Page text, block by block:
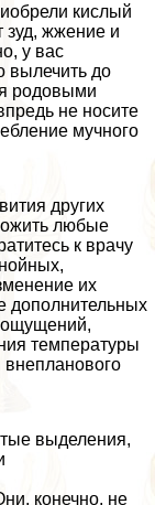
кислый
зуд, жжение и
у вас
вылечить до
родовыми
не носите
мучного
других
любые
к врачу
их
дополнительных
ощущений,
температуры
выделения,
конечно, не